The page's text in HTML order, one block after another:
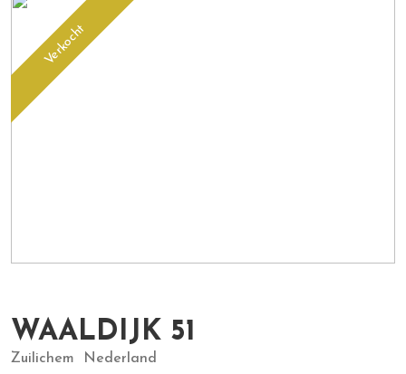
Verkocht
WAALDIJK 51
Zuilichem Nederland